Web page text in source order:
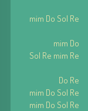
mim Do Sol Re
mim Do
Sol Re mim Re
Do Re
mim Do Sol Re
mim Do Sol Re